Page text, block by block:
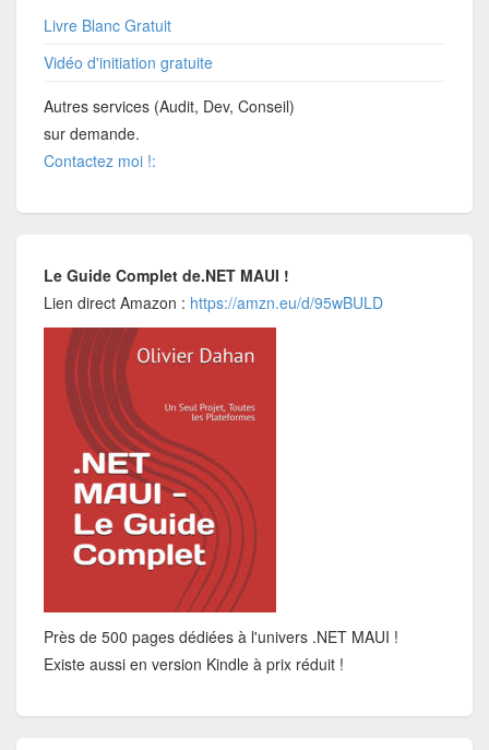
Livre Blanc Gratuit
Vidéo d'initiation gratuite
Autres services (Audit, Dev, Conseil)
sur demande.
Contactez moi !:
Le Guide Complet de.NET MAUI !
Lien direct Amazon : https://amzn.eu/d/95wBULD
Près de 500 pages dédiées à l'univers .NET MAUI !
Existe aussi en version Kindle à prix réduit !